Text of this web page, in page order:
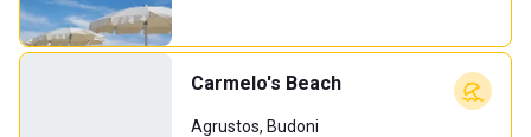
Carmelo's Beach
Agrustos, Budoni